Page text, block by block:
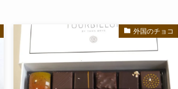
外国のチョコ